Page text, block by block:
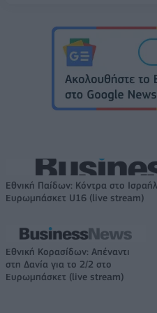
Εθνική Παίδων: Κόντρα στο
Ευρωμπάσκετ U16 (live stream)
Εθνική Κορασίδων: Απέναντι
στη Δανία για το 2/2 στο
Ευρωμπάσκετ (live stream)